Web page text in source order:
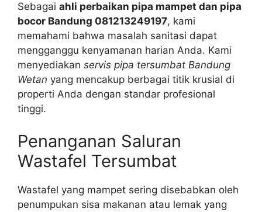
Sebagai ahli perbaikan pipa mampet dan pipa
bocor Bandung 081213249197, kami
memahami bahwa masalah sanitasi dapat
mengganggu kenyamanan harian Anda. Kami
menyediakan servis pipa tersumbat Bandung
Wetan yang mencakup berbagai titik krusial di
properti Anda dengan standar profesional
tinggi.
Penanganan Saluran
Wastafel Tersumbat
Wastafel yang mampet sering disebabkan oleh
penumpukan sisa makanan atau lemak yang